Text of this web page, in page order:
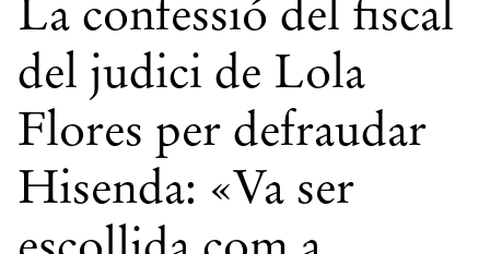
La confessió del fiscal
del judici de Lola
Flores per defraudar
Hisenda: «Va ser